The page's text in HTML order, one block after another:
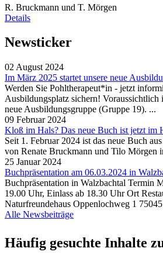
R. Bruckmann und T. Mörgen
Details
Newsticker
02 August 2024
Im März 2025 startet unsere neue
Werden Sie Pohltherapeut*in - jetzt
Ausbildungsplatz sichern! Voraussichtlich
neue Ausbildungsgruppe (Gruppe 19). ...
09 Februar 2024
Kloß im Hals? Das neue Buch ist jetzt im
Seit 1. Februar 2024 ist das neue Buch
von Renate Bruckmann und Tilo Mörgen
25 Januar 2024
Buchpräsentation am 06.03.2024 in
Buchpräsentation in Walzbachtal Termin
19.00 Uhr, Einlass ab 18.30 Uhr Ort
Naturfreundehaus Oppenlochweg 1
Alle Newsbeiträge
Häufig gesuchte Inhalte